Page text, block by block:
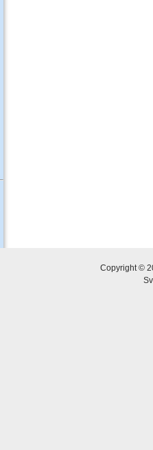
Copyright ©